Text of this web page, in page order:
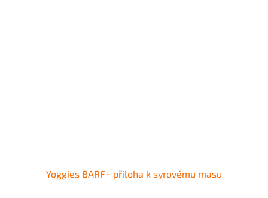
Yoggies BARF+ příloha k syrovému masu